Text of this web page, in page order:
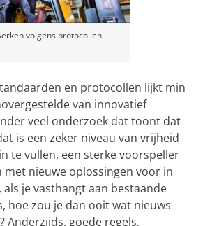
volgens protocollen
en protocollen lijkt min
van innovatief
veel onderzoek dat toont dat
is een zeker niveau van vrijheid
te vullen, een sterke voorspeller
met nieuwe oplossingen voor in
je vasthangt aan bestaande
hoe zou je dan ooit wat nieuws
Anderzijds, goede regels,